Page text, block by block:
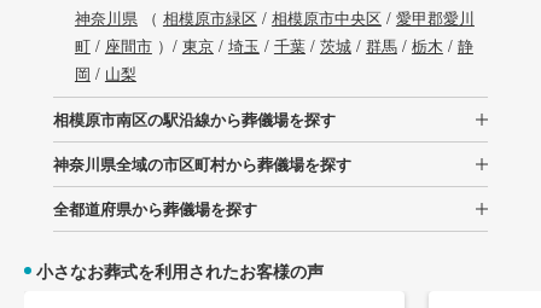
神奈川県（ 相模原市緑区 / 相模原市中央区 / 愛甲郡愛川
町/ 座間市）/ 東京/ 埼玉 / 千葉/ 茨城/ 群馬/ 栃木 / 静
岡 / 山梨
相模原市南区の駅沿線から葬儀場を探す
神奈川県全域の市区町村から葬儀場を探す
全都道府県から葬儀場を探す
小さなお葬式を利用されたお客様の声